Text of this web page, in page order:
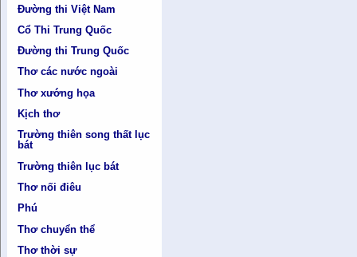
Đường thi Việt Nam
Cổ Thi Trung Quốc
Đường thi Trung Quốc
Thơ các nước ngoài
Thơ xướng họa
Kịch thơ
Trường thiên song thất lục
bát
Trường thiên lục bát
Thơ nối điêu
Phú
Thơ chuyển thể
Thơ thời sự